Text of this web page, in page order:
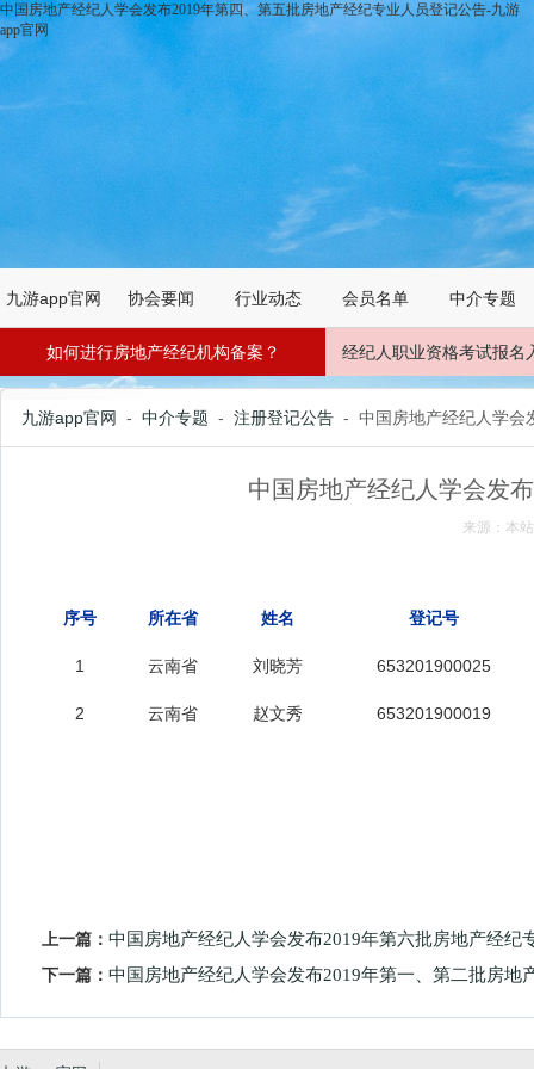
中国房地产经纪人学会发布2019年第四、第五批房地产经纪专业人员登记公告-九游
app官网
九游app官网 协会要闻 行业动态 会员名单 中介专题
如何进行房地产经纪机构备案？ 经纪人职业资格考试报名
九游app官网 - 中介专题 - 注册登记公告 - 中国房地产经纪人学会
中国房地产经纪人学会发
来源：本
序号 所在省 姓名 登记号
1 云南省 刘晓芳 653201900025
2 云南省 赵文秀 653201900019
上一篇： 中国房地产经纪人学会发布2019年第六批房地产经纪
下一篇： 中国房地产经纪人学会发布2019年第一、第二批房地